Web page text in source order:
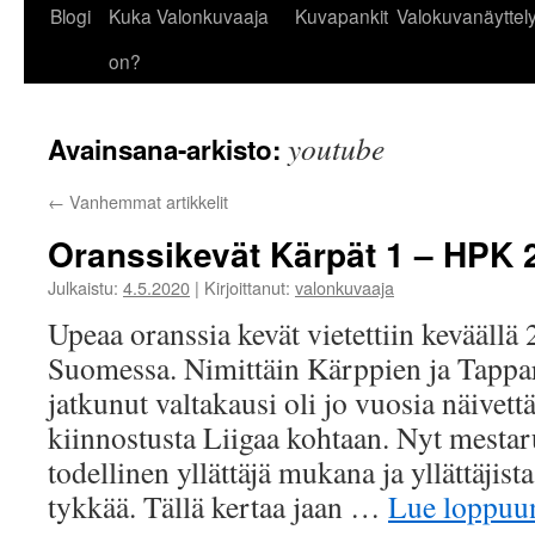
Blogi
Kuka Valonkuvaaja
on?
Kuvapankit
Avainsana-arkisto: youtube
← Vanhemmat artikkelit
Oranssikevät Kärpät 1 – HPK
Julkaistu: 4.5.2020 | Kirjoittanut: valonkuvaaja
Upeaa oranssia kevät vietettiin keväällä
Suomessa. Nimittäin Kärppien ja
jatkunut valtakausi oli jo vuosia
kiinnostusta Liigaa kohtaan. Nyt
todellinen yllättäjä mukana ja
tykkää. Tällä kertaa jaan … Lue